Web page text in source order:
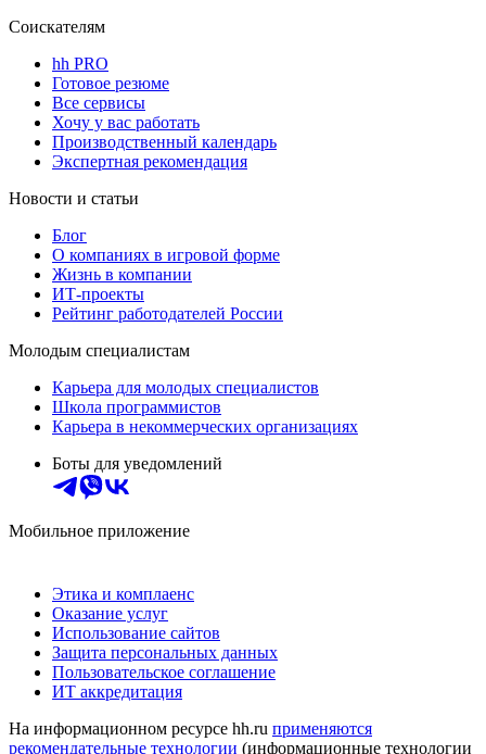
Соискателям
hh PRO
Готовое резюме
Все сервисы
Хочу у вас работать
Производственный календарь
Экспертная рекомендация
Новости и статьи
Блог
О компаниях в игровой форме
Жизнь в компании
ИТ-проекты
Рейтинг работодателей России
Молодым специалистам
Карьера для молодых специалистов
Школа программистов
Карьера в некоммерческих организациях
Боты для уведомлений
Мобильное приложение
Этика и комплаенс
Оказание услуг
Использование сайтов
Защита персональных данных
Пользовательское соглашение
ИТ аккредитация
На информационном ресурсе hh.ru применяются
рекомендательные технологии (информационные технологии